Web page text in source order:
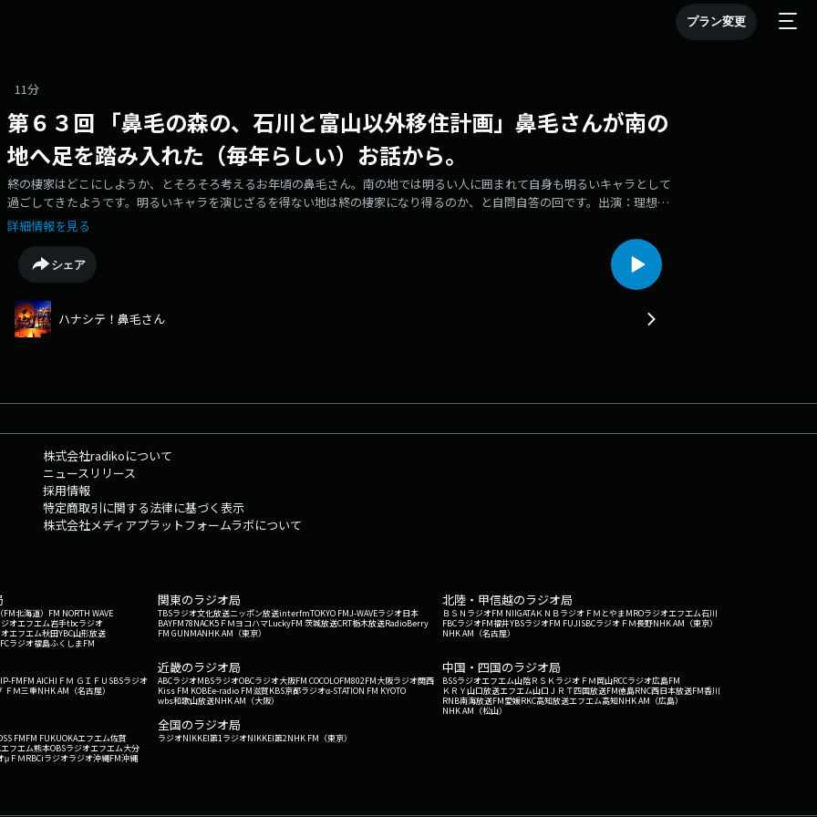
プラン変更
11分
第６３回 「鼻毛の森の、石川と富山以外移住計画」鼻毛さんが南の
地へ足を踏み入れた（毎年らしい）お話から。
終の棲家はどこにしようか、とそろそろ考えるお年頃の鼻毛さん。南の地では明るい人に囲まれて自身も明るいキャラとして
過ごしてきたようです。明るいキャラを演じざるを得ない地は終の棲家になり得るのか、と自問自答の回です。出演：理想論
撲滅ＳＳＷ 鼻毛の森、ＭＲＯラジオディレクター兼パーソナリティ 西尾知亜紀#MROラジオ #鼻毛の森 #西尾知亜紀 #ハナシ
テ鼻毛さん
詳細情報を見る
シェア
ハナシテ！鼻毛さん
株式会社radikoについて
ニュースリリース
採用情報
特定商取引に関する法律に基づく表示
株式会社メディアプラットフォームラボについて
北海道） FM NORTH WAVE
オエフエム岩手tbcラジオ
エフエム秋田YBC山形放送
ラジオ福島ふくしまFM
関東のラジオ局
TBSラジオ文化放送ニッポン放送interfmTOKYO FMJ-WAVEラジオ日本
BAYFM78NACK5 ＦＭヨコハマLuckyFM 茨城放送CRT栃木放送RadioBerry
FM GUNMANHK AM（東京）
北陸・甲信越のラジオ局
ＢＳＮラジオFM NIIGATAＫＮＢラジオ ＦＭとやまMROラジオエフエム石川
FBCラジオFM福井YBSラジオFM FUJISBCラジオ ＦＭ長野NHK AM（東京）
NHK AM（名古屋）
FMFM AICHI ＦＭ ＧＩＦＵ SBSラジオ
ＦＭ三重NHK AM（名古屋）
近畿のラジオ局
ABCラジオMBSラジオOBCラジオ大阪FM COCOLOFM802FM大阪ラジオ関西
Kiss FM KOBEe-radio FM滋賀KBS京都ラジオα-STATION FM KYOTO
wbs和歌山放送NHK AM（大阪）
中国・四国のラジオ局
BSSラジオエフエム山陰ＲＳＫラジオ ＦＭ岡山RCCラジオ広島FM
ＫＲＹ山口放送エフエム山口 ＪＲＴ四国放送FM徳島RNC西日本放送FM香川
RNB南海放送FM愛媛RKC高知放送エフエム高知NHK AM（広島）
NHK AM（松山）
FMFM FUKUOKAエフエム佐賀
フエム熊本OBSラジオエフエム大分
μＦＭRBCiラジオラジオ沖縄FM沖縄
全国のラジオ局
ラジオNIKKEI第1ラジオNIKKEI第2NHK FM（東京）